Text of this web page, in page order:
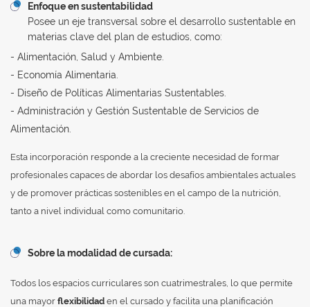
Enfoque en sustentabilidad
Posee un eje transversal sobre el desarrollo sustentable en
materias clave del plan de estudios, como:
- Alimentación, Salud y Ambiente.
- Economía Alimentaria.
- Diseño de Políticas Alimentarias Sustentables.
- Administración y Gestión Sustentable de Servicios de
Alimentación.
Esta incorporación responde a la creciente necesidad de formar
profesionales capaces de abordar los desafíos ambientales actuales
y de promover prácticas sostenibles en el campo de la nutrición,
tanto a nivel individual como comunitario.
Sobre la modalidad de cursada:
Todos los espacios curriculares son cuatrimestrales, lo que permite
una mayor flexibilidad en el cursado y facilita una planificación